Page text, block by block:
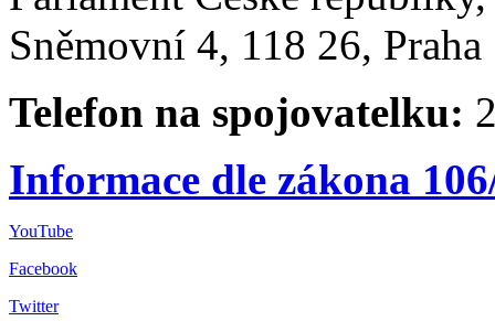
Sněmovní 4, 118 26,
Telefon na spojovatelku:
Informace dle zákona
YouTube
Facebook
Twitter